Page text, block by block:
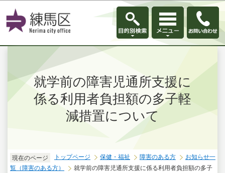
このページの本文へ移動
就学前の障害児通所支援に
係る利用者負担額の多子軽
減措置について
現在のページ トップページ 保健・福祉 障害のある方
お知らせ一
覧（障害のある方）
就学前の障害児通所支援に係る利用者負担額の多子